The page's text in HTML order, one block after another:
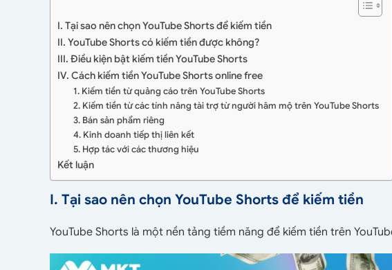
I. Tại sao nên chọn YouTube Shorts để kiếm tiền
II. YouTube Shorts có kiếm tiền được không?
III. Điều kiện bật kiếm tiền YouTube Shorts
IV. Cách kiếm tiền YouTube Shorts online free
1. Kiếm tiền từ quảng cáo trên YouTube Shorts
2. Kiếm tiền từ các tính năng tài trợ từ người hâm mộ trên YouTube Shorts
3. Bán sản phẩm riêng
4. Kinh doanh tiếp thị liên kết
5. Hợp tác với các thương hiệu
Kết luận
I. Tại sao nên chọn YouTube Shorts để kiếm tiền
YouTube Shorts là một nền tảng tiềm năng để kiếm tiền trên